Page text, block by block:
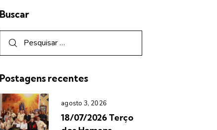
Buscar
Postagens recentes
agosto 3, 2026
18/07/2026 Terço